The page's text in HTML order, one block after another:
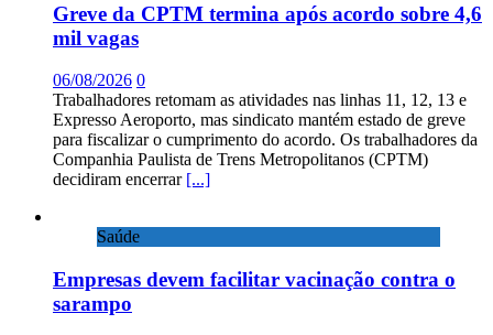
Greve da CPTM termina após acordo sobre 4,6
mil vagas
06/08/2026 0
Trabalhadores retomam as atividades nas linhas 11, 12, 13 e
Expresso Aeroporto, mas sindicato mantém estado de greve
para fiscalizar o cumprimento do acordo. Os trabalhadores da
Companhia Paulista de Trens Metropolitanos (CPTM)
decidiram encerrar [...]
Saúde
Empresas devem facilitar vacinação contra o
sarampo